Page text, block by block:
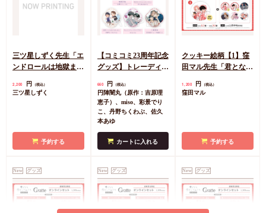
三ツ星しずく先生「エ
ンドロールは地獄まで
ズ 小犬丸嵐サイン入
2,200 円 （税込）
三ツ星しずく
予約する
【コミコミ23周年記念
グッズ】トレーディン
＜B＞（全5種）
660 円 （税込）
円陣闇丸（原作：吉原理
恵子）、miso、彩景でり
こ、丹野ちくわぶ、佐久
本あゆ
カートに入れる
クッキー絵柄【1】窪
田マル先生「君となら
記念Gratte オンライン
ンダム））
1,200 円 （税込）
窪田マル
予約する
New グッズ New グッズ New グッズ